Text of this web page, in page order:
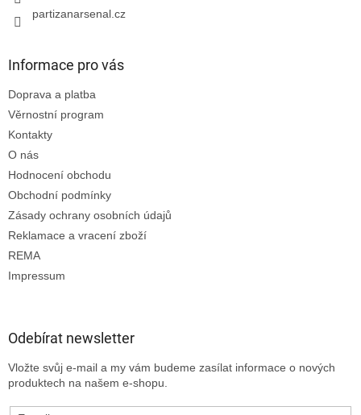
partizanarsenal.cz
Informace pro vás
Doprava a platba
Věrnostní program
Kontakty
O nás
Hodnocení obchodu
Obchodní podmínky
Zásady ochrany osobních údajů
Reklamace a vracení zboží
REMA
Impressum
Odebírat newsletter
Vložte svůj e-mail a my vám budeme zasílat informace o nových
produktech na našem e-shopu.